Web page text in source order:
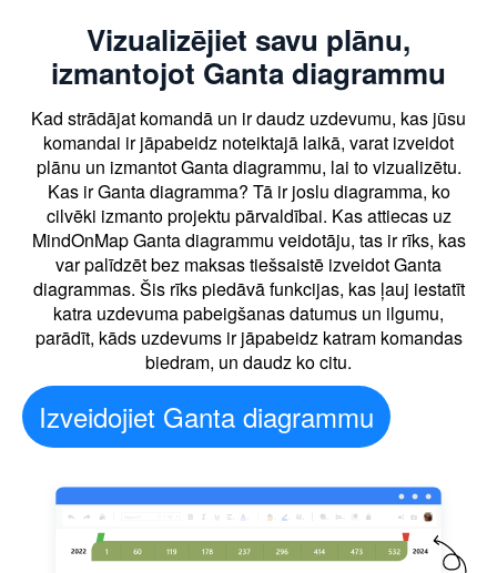
Vizualizējiet savu plānu,
izmantojot Ganta diagrammu
Kad strādājat komandā un ir daudz uzdevumu, kas jūsu
komandai ir jāpabeidz noteiktajā laikā, varat izveidot
plānu un izmantot Ganta diagrammu, lai to vizualizētu.
Kas ir Ganta diagramma? Tā ir joslu diagramma, ko
cilvēki izmanto projektu pārvaldībai. Kas attiecas uz
MindOnMap Ganta diagrammu veidotāju, tas ir rīks, kas
var palīdzēt bez maksas tiešsaistē izveidot Ganta
diagrammas. Šis rīks piedāvā funkcijas, kas ļauj iestatīt
katra uzdevuma pabeigšanas datumus un ilgumu,
parādīt, kāds uzdevums ir jāpabeidz katram komandas
biedram, un daudz ko citu.
Izveidojiet Ganta diagrammu